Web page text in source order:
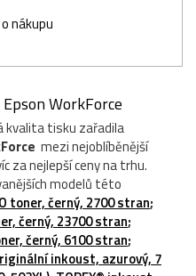
nákupu
WorkForce
kvalita tisku zařadila
mezi nejoblíběnější
za nejlepší ceny na trhu.
modelů této
toner, černý, 2700 stran;
černý, 23700 stran;
černý, 6100 stran;
inkoust, azurový, 7